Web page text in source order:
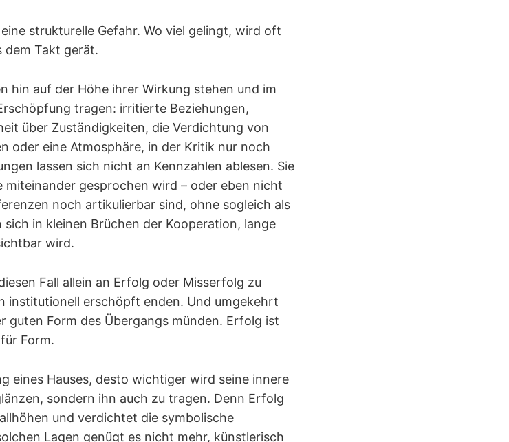
strukturelle Gefahr. Wo viel gelingt, wird oft
dem Takt gerät.
hin auf der Höhe ihrer Wirkung stehen und im
tragen: irritierte Beziehungen,
über Zuständigkeiten, die Verdichtung von
oder eine Atmosphäre, in der Kritik nur noch
lassen sich nicht an Kennzahlen ablesen. Sie
gesprochen wird – oder eben nicht
noch artikulierbar sind, ohne sogleich als
in kleinen Brüchen der Kooperation, lange
wird.
Fall allein an Erfolg oder Misserfolg zu
institutionell erschöpft enden. Und umgekehrt
guten Form des Übergangs münden. Erfolg ist
Form.
eines Hauses, desto wichtiger wird seine innere
sondern ihn auch zu tragen. Denn Erfolg
und verdichtet die symbolische
Lagen genügt es nicht mehr, künstlerisch